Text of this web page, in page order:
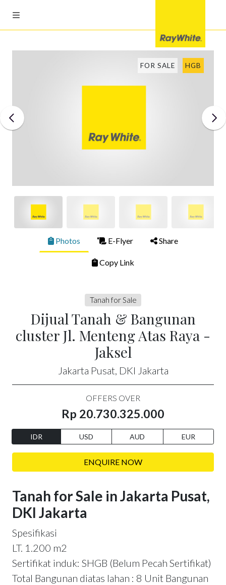
FOR SALE HGB
Photos E-Flyer Share
Copy Link
Tanah for Sale
Dijual Tanah & Bangunan
cluster Jl. Menteng Atas Raya -
Jaksel
Jakarta Pusat, DKI Jakarta
OFFERS OVER
Rp 20.730.325.000
IDR USD AUD EUR
ENQUIRE NOW
Tanah for Sale in Jakarta Pusat,
DKI Jakarta
Spesifikasi
LT. 1.200 m2
Sertifikat induk: SHGB (Belum Pecah Sertifikat)
Total Bangunan diatas lahan : 8 Unit Bangunan